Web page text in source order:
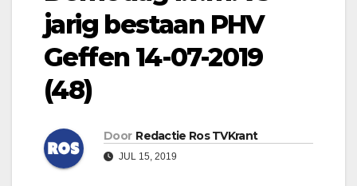
jarig bestaan PHV
Geffen 14-07-2019
(48)
Door Redactie Ros TVKrant
JUL 15, 2019